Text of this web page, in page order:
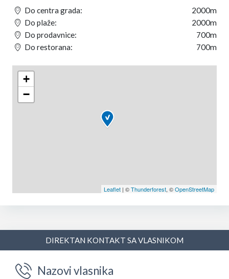
Do centra grada:
2000m
Do plaže:
2000m
Do prodavnice:
700m
Do restorana:
700m
+
−
Leaflet | ©Thunderforest, ©OpenStreetMap
DIREKTAN KONTAKT SA VLASNIKOM
Nazovi vlasnika